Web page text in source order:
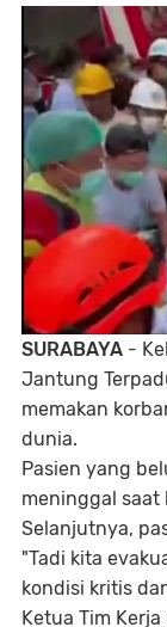
SURABAYA -
Jantung
memakan
dunia.
Pasien yang
meninggal saat
Selanjutnya,
"Tadi kita
kondisi kritis
Ketua Tim